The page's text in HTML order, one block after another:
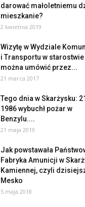
darować małoletniemu
mieszkanie?
2 kwietnia 2019
Wizytę w Wydziale
i Transportu w starostwie
można umówić przez...
21 marca 2017
Tego dnia w Skarżysku:
1986 wybuchł pożar w
Benzylu....
21 maja 2019
Jak powstawała
Fabryka Amunicji w
Kamiennej, czyli
Mesko
5 maja 2018